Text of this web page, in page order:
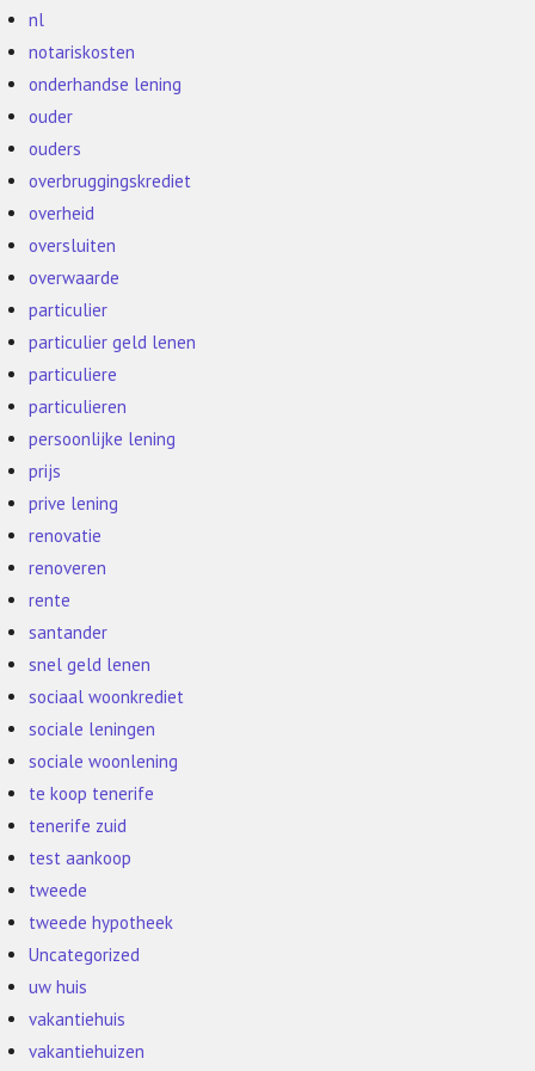
nl
notariskosten
onderhandse lening
ouder
ouders
overbruggingskrediet
overheid
oversluiten
overwaarde
particulier
particulier geld lenen
particuliere
particulieren
persoonlijke lening
prijs
prive lening
renovatie
renoveren
rente
santander
snel geld lenen
sociaal woonkrediet
sociale leningen
sociale woonlening
te koop tenerife
tenerife zuid
test aankoop
tweede
tweede hypotheek
Uncategorized
uw huis
vakantiehuis
vakantiehuizen